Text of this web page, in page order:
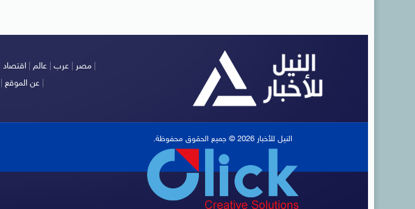
مصر عرب عالم اقتصاد
عن الموقع|
النيل للأخبار 2026 © جميع الحقوق محفوظة.